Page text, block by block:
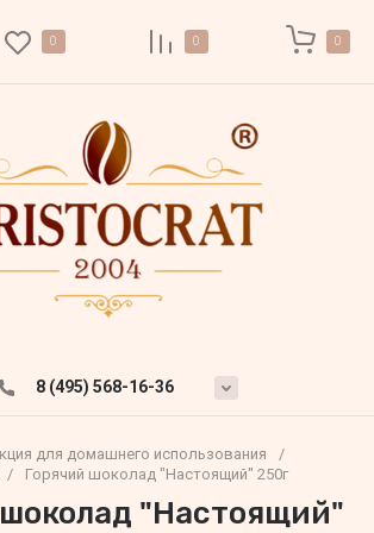
0 0 0
8 (495) 568-16-36
для домашнего использования
/
/ Горячий шоколад "Настоящий" 250г
"Настоящий"